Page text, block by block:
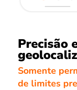
Precisão
Somente
de limites